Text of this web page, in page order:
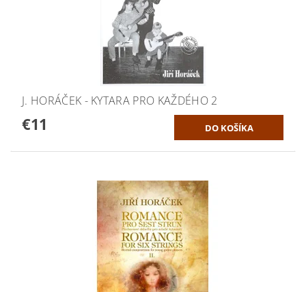
J. HORÁČEK - KYTARA PRO KAŽDÉHO 2
€11